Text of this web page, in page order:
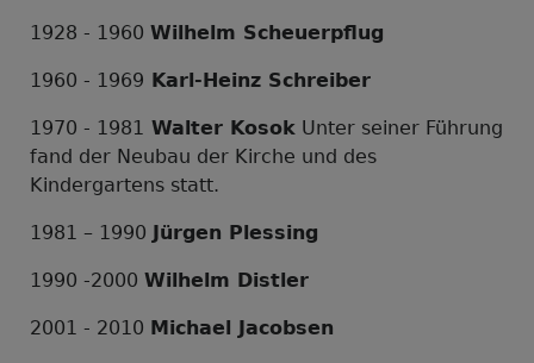
1928 - 1960 Wilhelm Scheuerpflug
1960 - 1969 Karl-Heinz Schreiber
1970 - 1981 Walter Kosok Unter seiner Führung
fand der Neubau der Kirche und des
Kindergartens statt.
1981 – 1990 Jürgen Plessing
1990 -2000 Wilhelm Distler
2001 - 2010 Michael Jacobsen